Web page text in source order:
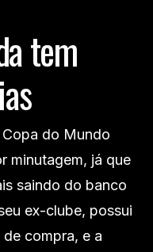
tem
do Mundo
minutagem, já que
saindo do banco
ex-clube, possui
compra, e a